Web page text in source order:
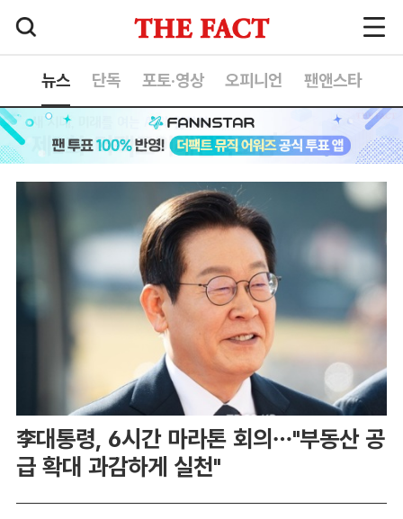
뉴스 단독 포토·영상 오피니언 팬앤스타
李대통령, 6시간 마라톤 회의…"부동산 공
급 확대 과감하게 실천"